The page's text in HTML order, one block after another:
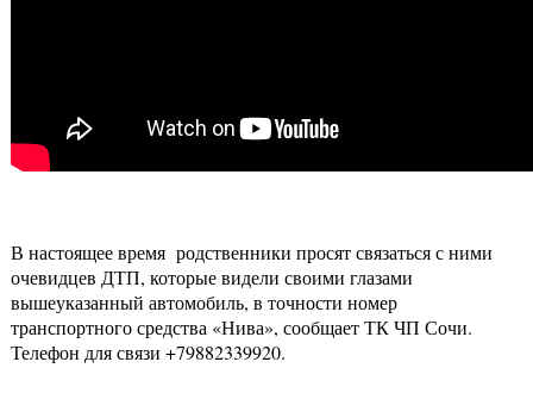
В настоящее время родственники просят связаться с ними
очевидцев ДТП, которые видели своими глазами
вышеуказанный автомобиль, в точности номер
транспортного средства «Нива», сообщает ТК ЧП Сочи.
Телефон для связи +79882339920.